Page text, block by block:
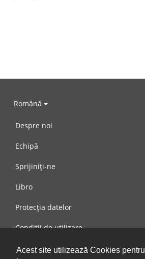
Acest site utilizează Cookies pentru
Română
Despre noi
Echipă
Sprijiniți-ne
Libro
Protecția datelor
Condiții de utilizare
Mesaj către noi